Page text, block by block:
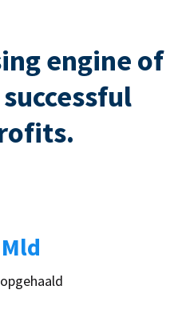
engine of